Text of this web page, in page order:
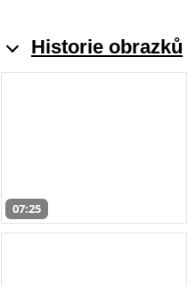
Historie obrazků
07:25